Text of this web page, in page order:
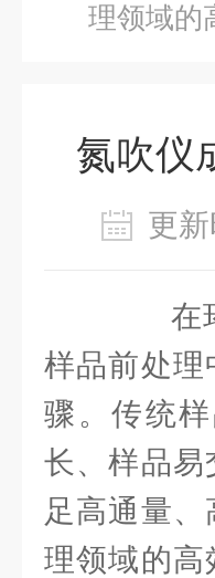
理领域的
氮吹仪
更
在环
样品前处理
骤。传统
长、样品易
足高通量
理领域的高